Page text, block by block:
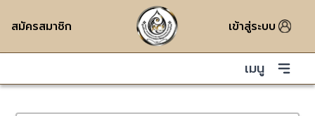
สมัครสมาชิก เข้าสู่ระบบ
เมนู